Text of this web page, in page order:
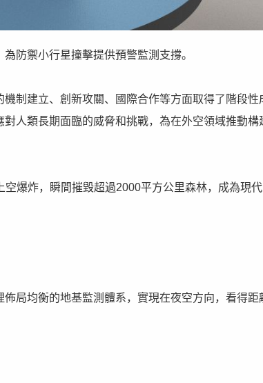
防禦小行星撞擊提供預警監測支撐。
制建立、創新攻關、國際合作等方面取得了階段性
人類長期面臨的威脅和挑戰，為在外空領域推動構
爆炸，瞬間摧毀超過2000平方公里森林，成為現
局均衡的地基監測體系，實現在夜空方向，看得距